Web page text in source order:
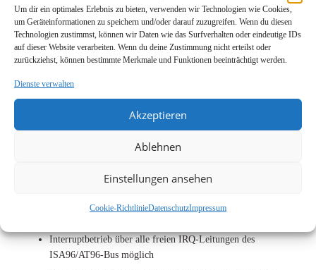
Um dir ein optimales Erlebnis zu bieten, verwenden wir Technologien wie Cookies,
um Geräteinformationen zu speichern und/oder darauf zuzugreifen. Wenn du diesen
Technologien zustimmst, können wir Daten wie das Surfverhalten oder eindeutige IDs
auf dieser Website verarbeiten. Wenn du deine Zustimmung nicht erteilst oder
zurückziehst, können bestimmte Merkmale und Funktionen beeinträchtigt werden.
Dienste verwalten
Akzeptieren
Ablehnen
Einstellungen ansehen
Cookie-RichtlinieDatenschutzImpressum
2 serielle PC-kompatible Schnittstellen vom Typ RS422/485,
galvanisch entkoppelt
Auf allen Schnittstellen kann ein 16Byte großer FIFO aktiviert
werden (kompatibel zum NS16550). Die FIFO-Ansteuerung
wird von vielen Standard-Softwarepaketen unterstützt.
Volle 16-Bit I/O-Adressierung
Adressbereich einstellbar auf Standardadressen (COM1, COM2
festgelegte Werte
Bis zu 8 SER2-FIFO Baugruppen lassen sich gleichzeitig in
Interruptbetrieb über alle freien IRQ-Leitungen des
ISA96/AT96-Bus möglich